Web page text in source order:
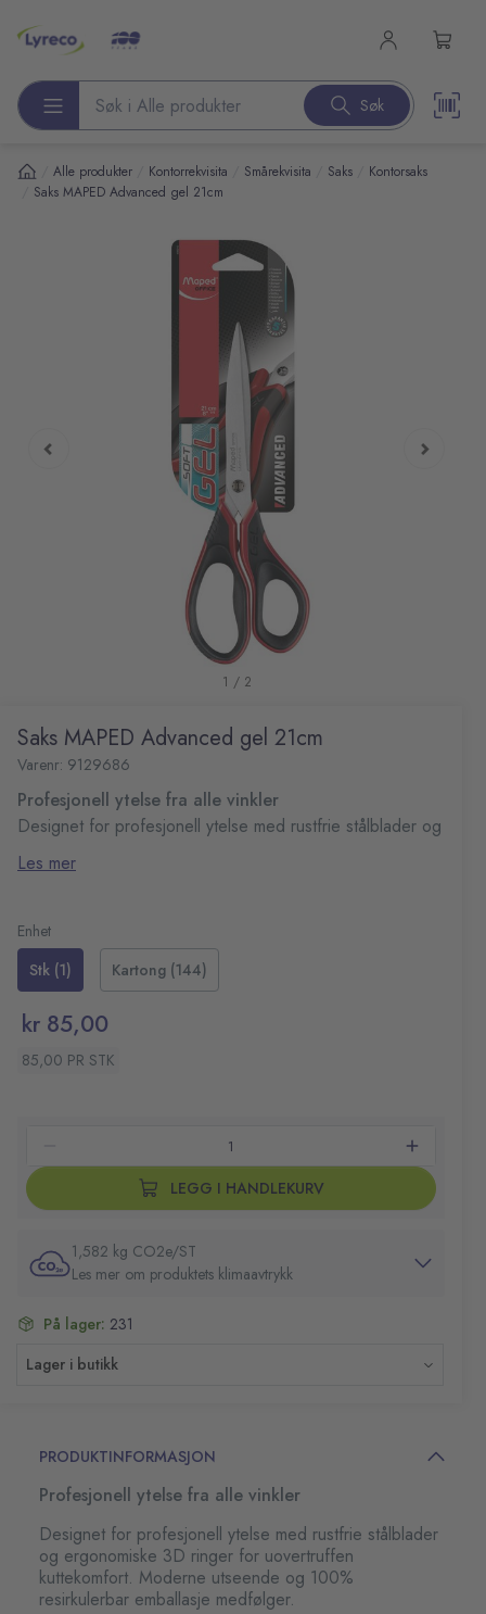
Søk etter produkter Søk
Alle produkter Kontorrekvisita Smårekvisita Saks Kontorsaks
Saks MAPED Advanced gel 21cm
1 / 2
Saks MAPED Advanced gel 21cm
Varenr: 9129686
Profesjonell ytelse fra alle vinkler
Designet for profesjonell ytelse med rustfrie stålblader og
ergonomiske 3D ringer for uovertruffen kuttekomfort.
Moderne utseende og 100% resirkulerbar emballasje
Profesjonell ytelse fra alle vinkler
Les mer
Enhet
Stk (1)
Kartong (144)
kr 85,00
85,00 PR STK
LEGG I HANDLEKURV
1,582 kg CO2e/ST
Les mer om produktets klimaavtrykk
På lager: 231
Lager i butikk
PRODUKTINFORMASJON
Profesjonell ytelse fra alle vinkler
Designet for profesjonell ytelse med rustfrie stålblader
og ergonomiske 3D ringer for uovertruffen
kuttekomfort. Moderne utseende og 100%
resirkulerbar emballasje medfølger.